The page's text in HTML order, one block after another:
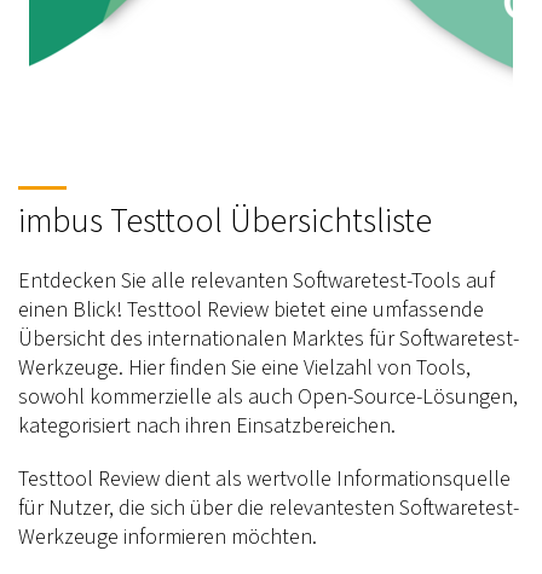
imbus Testtool Übersichtsliste
Entdecken Sie alle relevanten Softwaretest-Tools auf
einen Blick! Testtool Review bietet eine umfassende
Übersicht des internationalen Marktes für Softwaretest-
Werkzeuge. Hier finden Sie eine Vielzahl von Tools,
sowohl kommerzielle als auch Open-Source-Lösungen,
kategorisiert nach ihren Einsatzbereichen.
Testtool Review dient als wertvolle Informationsquelle
für Nutzer, die sich über die relevantesten Softwaretest-
Werkzeuge informieren möchten.